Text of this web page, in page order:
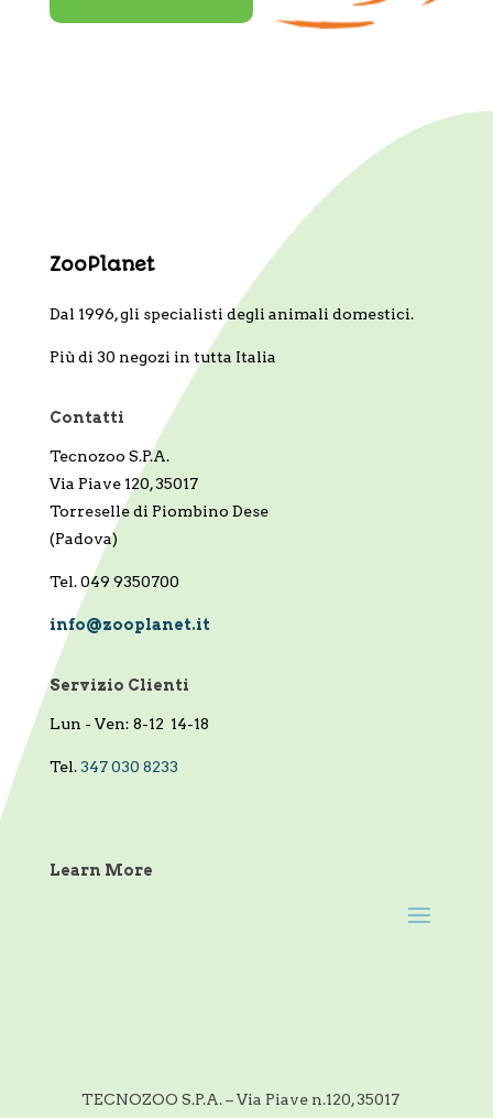
ZooPlanet
Dal 1996, gli specialisti degli animali domestici.
Più di 30 negozi in tutta Italia
Contatti
Tecnozoo S.P.A.
Via Piave 120, 35017
Torreselle di Piombino Dese
(Padova)
Tel. 049 9350700
info@zooplanet.it
Servizio Clienti
Lun - Ven: 8-12 14-18
Tel.347 030 8233
Learn More
TECNOZOO S.P.A. – Via Piave n.120, 35017